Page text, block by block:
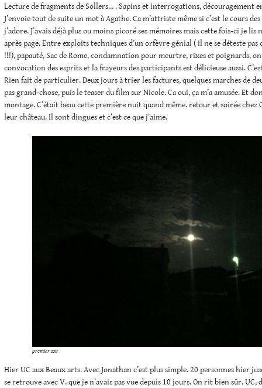
Lecture de fragments de Sollers… . Sapins et interrogations, découragement
J’envoie tout de suite un mot à Agathe. Ca m’attriste même si c’est le cours
j’adore. J’avais déjà plus ou moins picoré ses mémoires mais cette fois-ci je lis
après page. Entre exploits techniques d’un orfèvre génial ( il ne se déteste
!!!), papauté, Sac de Rome, condamnation pour meurtre, rixes et poignards, on
convocation des esprits et la frayeurs des participants est délicieuse aussi.
Rien fait de particulier. Deux jours à trier les factures, quelques marches de
pas grand-chose, puis le teaser du film sur Nicole. Ca oui, ça m’a amusée. Et
montage. C’était beau cette première nuit quand même. retour et soirée chez
leur château. Il sont dingues et c’est ce que j’aime.
premier soir
Hier UC aux Beaux arts. Avec Jonathan c’est plus simple. 20 personnes hier
se retrouve avec V. que je n’avais pas vue depuis 10 jours. On rit bien sûr. UC,